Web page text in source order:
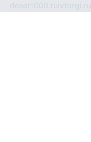
desert000.ru ivtorgi.ru